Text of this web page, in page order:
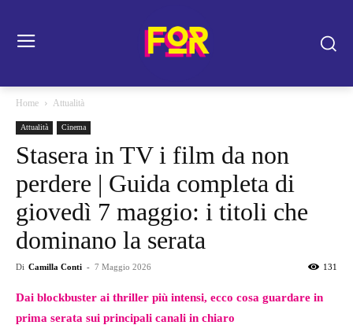
Home Attualità
Attualità Cinema
Stasera in TV i film da non
perdere | Guida completa di
giovedì 7 maggio: i titoli che
dominano la serata
Di Camilla Conti - 7 Maggio 2026 131
Dai blockbuster ai thriller più intensi, ecco cosa guardare in
prima serata sui principali canali in chiaro